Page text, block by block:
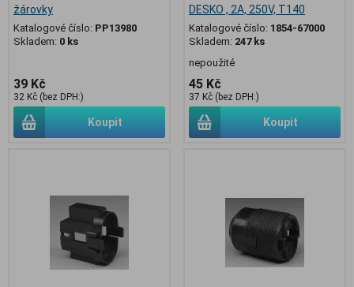
žárovky
Katalogové číslo: PP13980
Skladem: 0 ks
39 Kč
32 Kč (bez DPH:)
Koupit
DESKO , 2A, 250V, T140
Katalogové číslo: 1854-67000
Skladem: 247 ks
nepoužité
45 Kč
37 Kč (bez DPH:)
Koupit